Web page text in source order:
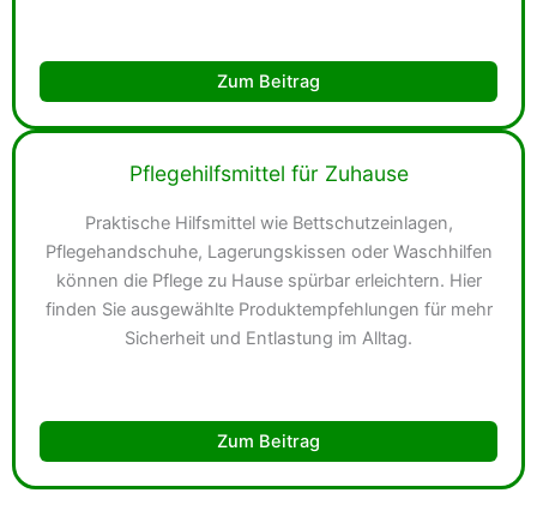
Zum Beitrag
Pflegehilfsmittel für Zuhause
Praktische Hilfsmittel wie Bettschutzeinlagen,
Pflegehandschuhe, Lagerungskissen oder Waschhilfen
können die Pflege zu Hause spürbar erleichtern. Hier
finden Sie ausgewählte Produktempfehlungen für mehr
Sicherheit und Entlastung im Alltag.
Zum Beitrag